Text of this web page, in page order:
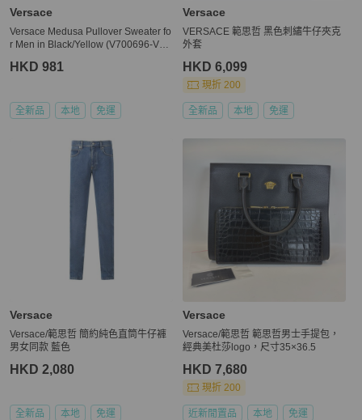
Versace
Versace Medusa Pullover Sweater fo
r Men in Black/Yellow (V700696-VK0
HKD 981
全新品 本地 免運
Versace
VERSACE 範思哲 黑色刺繡牛仔夾克
外套
HKD 6,099
現折 200
全新品 本地 免運
Versace
Versace/範思哲 簡約純色直筒牛仔褲
男女同款 藍色
HKD 2,080
全新品 本地 免運
Versace
Versace/範思哲 範思哲男士手提包，
經典美杜莎logo，尺寸35×36.5
HKD 7,680
現折 200
近新閒置品 本地 免運